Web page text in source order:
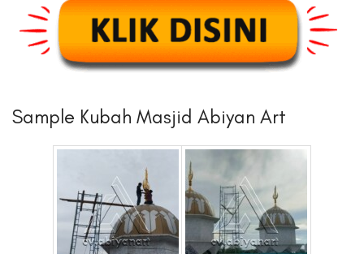
Sample Kubah Masjid Abiyan Art